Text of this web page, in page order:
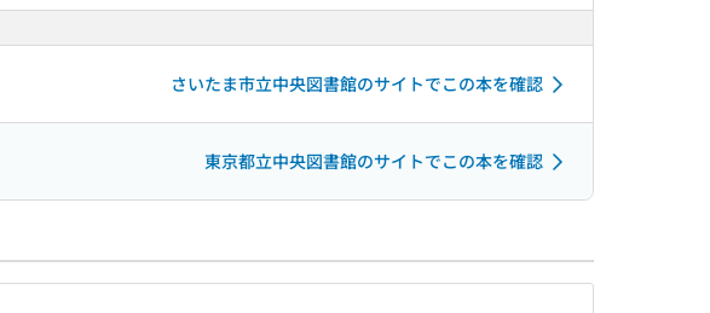
さいたま市立中央図書館のサイトでこの本を確認
東京都立中央図書館のサイトでこの本を確認